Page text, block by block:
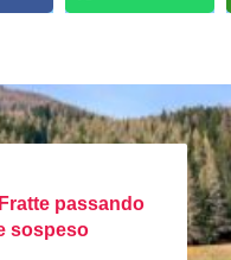
passando
sospeso